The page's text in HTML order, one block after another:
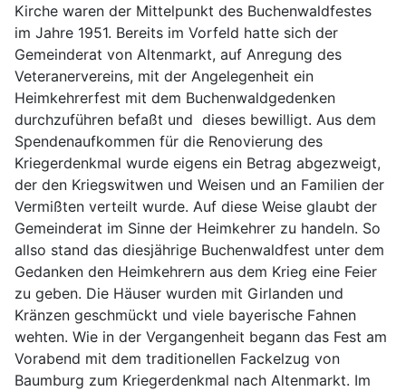
Kirche waren der Mittelpunkt des Buchenwaldfestes
im Jahre 1951. Bereits im Vorfeld hatte sich der
Gemeinderat von Altenmarkt, auf Anregung des
Veteranervereins, mit der Angelegenheit ein
Heimkehrerfest mit dem Buchenwaldgedenken
durchzuführen befaßt und dieses bewilligt. Aus dem
Spendenaufkommen für die Renovierung des
Kriegerdenkmal wurde eigens ein Betrag abgezweigt,
der den Kriegswitwen und Weisen und an Familien der
Vermißten verteilt wurde. Auf diese Weise glaubt der
Gemeinderat im Sinne der Heimkehrer zu handeln. So
allso stand das diesjährige Buchenwaldfest unter dem
Gedanken den Heimkehrern aus dem Krieg eine Feier
zu geben. Die Häuser wurden mit Girlanden und
Kränzen geschmückt und viele bayerische Fahnen
wehten. Wie in der Vergangenheit begann das Fest am
Vorabend mit dem traditionellen Fackelzug von
Baumburg zum Kriegerdenkmal nach Altenmarkt. Im